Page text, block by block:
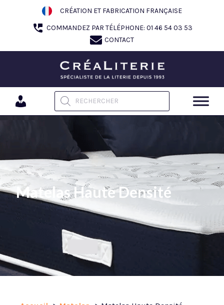
CRÉATION ET FABRICATION FRANÇAISE
COMMANDEZ PAR TÉLÉPHONE: 01 46 54 03 53
CONTACT
Recherche de produits
Matelas Haute Densité